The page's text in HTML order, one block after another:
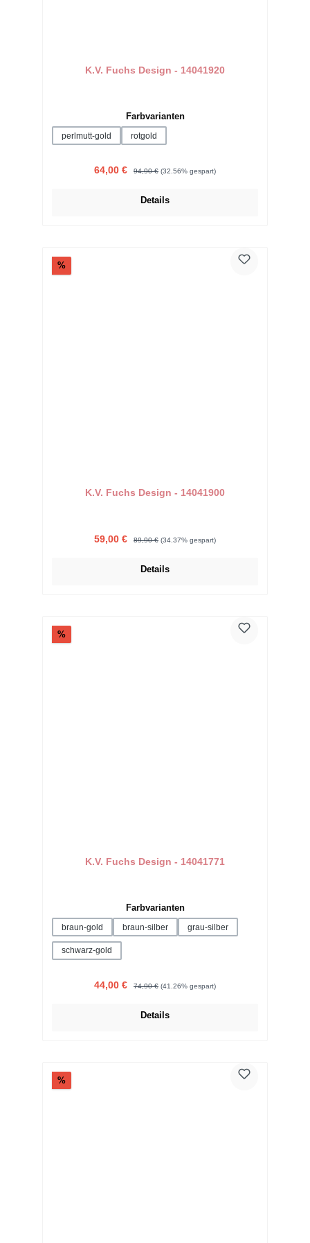
K.V. Fuchs Design - 14041920
Farbvariantenauswählen
perlmutt-gold rotgold
Verkaufspreis:
64,00 € Regulärer Preis:
94,90 € (32.56% gespart)
Details
%Rabatt
K.V. Fuchs Design - 14041900
Verkaufspreis:
59,00 € Regulärer Preis:
89,90 € (34.37% gespart)
Details
%Rabatt
K.V. Fuchs Design - 14041771
Farbvariantenauswählen
braun-gold braun-silber grau-silber
schwarz-gold
Verkaufspreis:
44,00 € Regulärer Preis:
74,90 € (41.26% gespart)
Details
%Rabatt